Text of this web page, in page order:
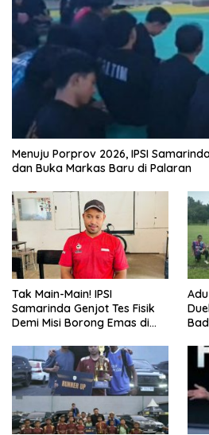
Menuju Porprov 2026, IPSI
dan Buka Markas Baru di Palaran
Tak Main-Main! IPSI
Samarinda Genjot Tes Fisik
Demi Misi Borong Emas di